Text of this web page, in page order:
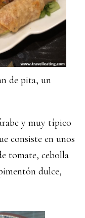
de pita, un
y muy típico
consiste en unos
tomate, cebolla
dulce,